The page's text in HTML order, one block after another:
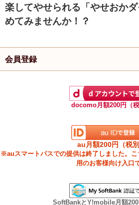
楽してやせられる「やせおか
めてみませんか！？
会員登録
docomo月額200円（税
au月額200円（税別
※auスマートパスでの提供は終了しました。こ
用のお客様向け入口
SoftBankとY!mobile月額200